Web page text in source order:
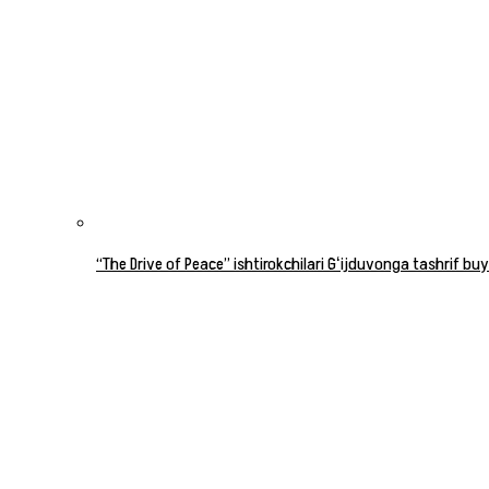
“The Drive of Peace” ishtirokchilari Gʻijduvonga tashrif